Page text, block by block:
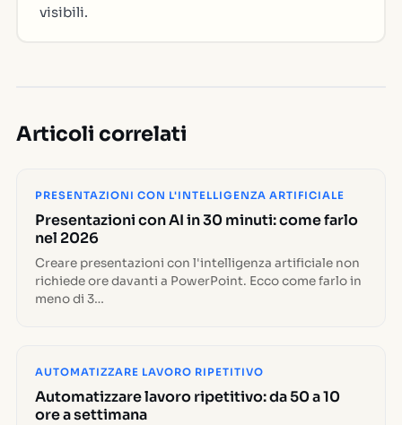
visibili.
Articoli correlati
PRESENTAZIONI CON L'INTELLIGENZA ARTIFICIALE
Presentazioni con AI in 30 minuti: come farlo
nel 2026
Creare presentazioni con l'intelligenza artificiale non
richiede ore davanti a PowerPoint. Ecco come farlo in
meno di 3…
AUTOMATIZZARE LAVORO RIPETITIVO
Automatizzare lavoro ripetitivo: da 50 a 10
ore a settimana